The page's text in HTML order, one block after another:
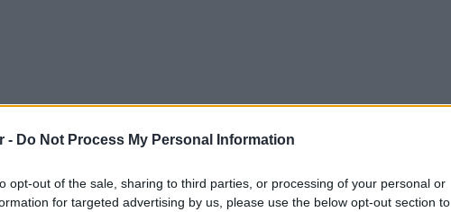
- Do Not Process My Personal Information
opt-out of the sale, sharing to third parties, or processing of your personal or
for targeted advertising by us, please use the below opt-out section to